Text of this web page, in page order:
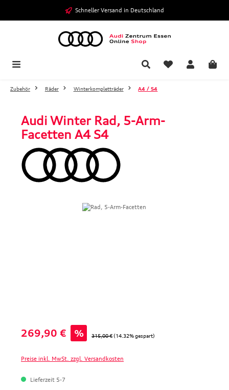
Zum Hauptinhalt springen Schneller Versand in Deutschland
Zubehör Räder Winterkompletträder A4 / S4
Audi Winter Rad, 5-Arm-
Facetten A4 S4
Bildergalerie überspringen
Verkaufspreis:
269,90 € % Regulärer Preis:
315,00 € (14.32% gespart)
Preise inkl. MwSt. zzgl. Versandkosten
Lieferzeit 5-7